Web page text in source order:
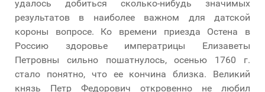
удалось добиться сколько-нибудь значимых
результатов в наиболее важном для датской
короны вопросе. Ко времени приезда Остена в
Россию здоровье императрицы Елизаветы
Петровны сильно пошатнулось, осенью 1760 г.
стало понятно, что ее кончина близка. Великий
князь Петр Федорович откровенно не любил